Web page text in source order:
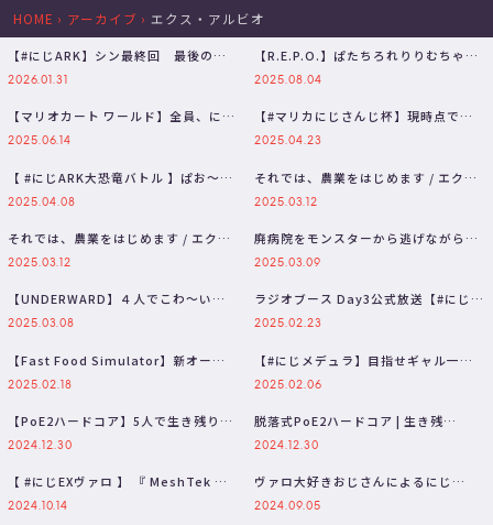
HOME › アーカイブ › エクス・アルビオ
【#にじARK】シン最終回 最後の大
舞台”αボス討伐”に参戦。 【三枝…
2026.01.31
【R.E.P.O.】ぱたちろれりりむちゃん
エクスアルス と【三枝明那 …
2025.08.04
【マリオカート ワールド】全員、にじ
さんじ。驚愕の22人コラボ【三枝明…
2025.06.14
【#マリカにじさんじ杯】現時点での
最強を決めておこうコラボ【三枝明那
2025.04.23
【 #にじARK大恐竜バトル 】ぱお～ん
ｗ🦕大暴れ視点 team A【…
2025.04.08
それでは、農業をはじめます / エク
ス・アルビオ 伊波ライ 叢雲カゲツ…
2025.03.12
それでは、農業をはじめます / エク
ス・アルビオ 伊波ライ 叢雲カゲツ…
2025.03.12
廃病院をモンスターから逃げながら調
査するホラーゲーム！ w/あちな,る…
2025.03.09
【UNDERWARD】４人でこわ～い廃
病院に遊びにいこう / エクス・…
2025.03.08
ラジオブース Day3公式放送【#にじフ
ェス2025_Day3】
2025.02.23
【Fast Food Simulator】新オープ
ンのハンバーガー屋に…
2025.02.18
【#にじメデュラ】目指せギャル一級
【三枝明那/にじさんじ】
2025.02.06
【PoE2ハードコア】5人で生き残り
股間がハードコア 【三枝明那 /…
2024.12.30
脱落式PoE2ハードコア | 生き残
れ・・・！【にじさんじ/叶】
2024.12.30
【 #にじEXヴァロ 】 『 MeshTek 』
優勝するぞ！！NIJI…
2024.10.14
ヴァロ大好きおじさんによるにじ
VALOカスタム神視点
2024.09.05